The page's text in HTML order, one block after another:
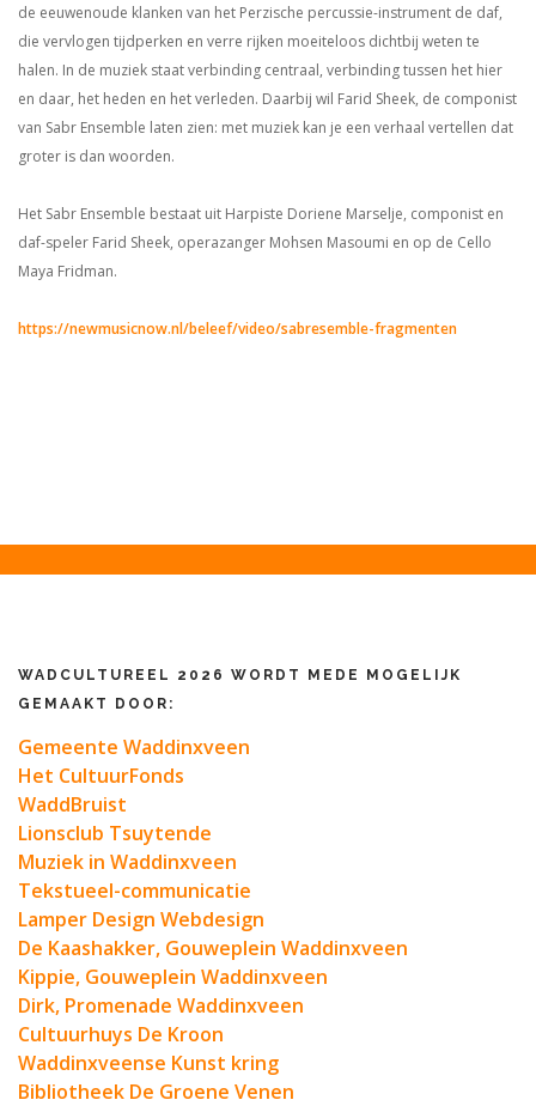
de eeuwenoude klanken van het Perzische percussie-instrument de daf,
die vervlogen tijdperken en verre rijken moeiteloos dichtbij weten te
halen. In de muziek staat verbinding centraal, verbinding tussen het hier
en daar, het heden en het verleden. Daarbij wil Farid Sheek, de componist
van Sabr Ensemble laten zien: met muziek kan je een verhaal vertellen dat
groter is dan woorden.
Het Sabr Ensemble bestaat uit Harpiste Doriene Marselje, componist en
daf-speler Farid Sheek, operazanger Mohsen Masoumi en op de Cello
Maya Fridman.
https://newmusicnow.nl/beleef/video/sabresemble-fragmenten
WADCULTUREEL 2026 WORDT MEDE MOGELIJK
GEMAAKT DOOR:
Gemeente Waddinxveen
Het CultuurFonds
WaddBruist
Lionsclub Tsuytende
Muziek in Waddinxveen
Tekstueel-communicatie
Lamper Design Webdesign
De Kaashakker, Gouweplein Waddinxveen
Kippie, Gouweplein Waddinxveen
Dirk, Promenade Waddinxveen
Cultuurhuys De Kroon
Waddinxveense Kunst kring
Bibliotheek De Groene Venen